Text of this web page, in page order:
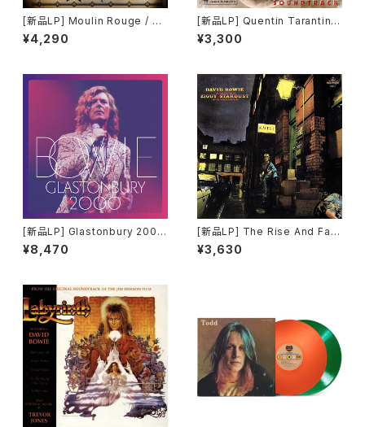
[新品LP] Moulin Rouge / ム
ーラン・ルージュ
¥4,290
[新品LP] Quentin Tarantin
o's Inglourious Basterds /
イングロリアス・バスターズ
¥3,300
[新品LP] Glastonbury 2000
/ David Bowie
¥8,470
[新品LP] The Rise And Fall
Of Ziggy Stardust And The
Spiders From Mars / David
¥3,630